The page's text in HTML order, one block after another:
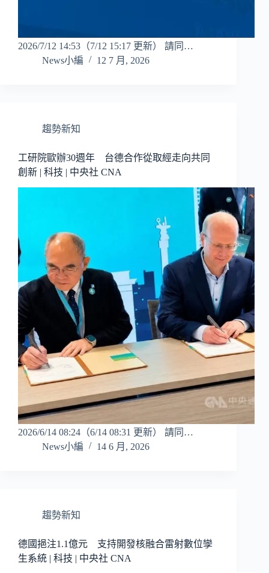
2026/7/12 14:53（7/12 15:17 更新） 請同…
News小編
12 7 月, 2026
趨勢新知
工研院歐辦30週年 台德合作從取經走向共同
創新 | 科技 | 中央社 CNA
2026/6/14 08:24（6/14 08:31 更新） 請同…
News小編
14 6 月, 2026
趨勢新知
德國挹注1.1億元 支持開發核融合雷射數位孿
生系統 | 科技 | 中央社 CNA